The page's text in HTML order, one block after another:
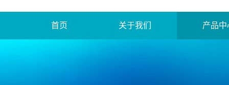
首页 关于我们 产品中